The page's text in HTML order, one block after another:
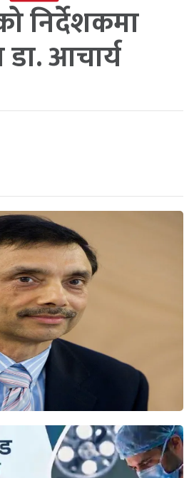
निर्देशकमा
आचार्य